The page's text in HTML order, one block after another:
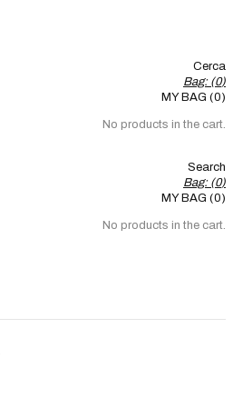
Cerca
Bag: (0)
MY BAG (0)
No products in the cart.
Search
Bag: (0)
MY BAG (0)
No products in the cart.